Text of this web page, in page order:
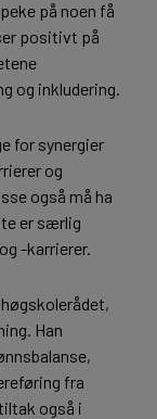
på noen få
positivt på
og inkludering.
for synergier
og
også må ha
er særlig
-karrierer.
Han
fra
også i